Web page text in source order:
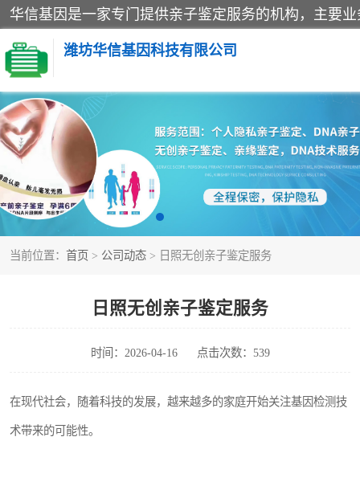
潍坊华信基因科技有限公司
当前位置： 首页 > 公司动态 > 日照无创亲子鉴定服务
日照无创亲子鉴定服务
时间：2026-04-16 点击次数：539
在现代社会，随着科技的发展，越来越多的家庭开始关注基因检测技
术带来的可能性。
亲子鉴定
隐私亲子鉴定
孕期亲子鉴定